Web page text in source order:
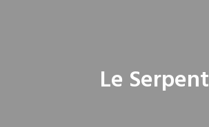
Le Serpent